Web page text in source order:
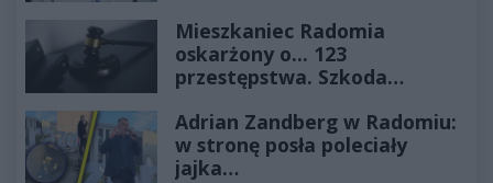
Mieszkaniec Radomia
oskarżony o... 123
przestępstwa. Szkoda
złotych
Adrian Zandberg w Radomiu:
w stronę posła poleciały
jajka…